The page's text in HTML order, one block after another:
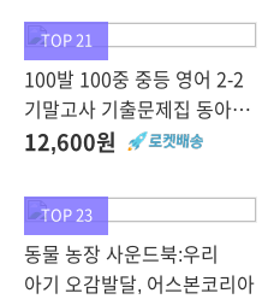
TOP 21
100발 100중 중등 영어 2-2
기말고사 기출문제집 동아
윤정미, 에듀원
12,600원
TOP 23
동물 농장 사운드북:우리
아기 오감발달, 어스본코리아